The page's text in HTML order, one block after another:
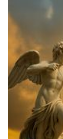
bustling.
large halls,
amazed.
than 5
closed-door
endless
to survive it.